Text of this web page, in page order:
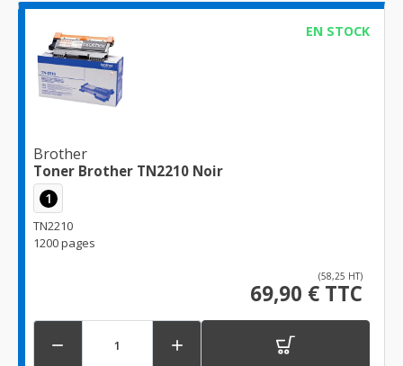
EN STOCK
Brother
Toner Brother TN2210 Noir
1
TN2210
1200 pages
(58,25 HT)
69,90 € TTC
 